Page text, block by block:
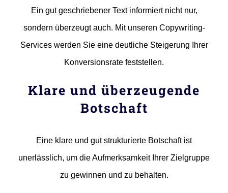
Ein gut geschriebener Text informiert nicht nur,
sondern überzeugt auch. Mit unseren Copywriting-
Services werden Sie eine deutliche Steigerung Ihrer
Konversionsrate feststellen.
Klare und überzeugende
Botschaft
Eine klare und gut strukturierte Botschaft ist
unerlässlich, um die Aufmerksamkeit Ihrer Zielgruppe
zu gewinnen und zu behalten.